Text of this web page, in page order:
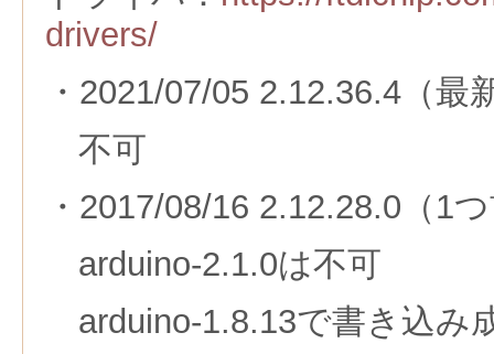
drivers/
・2021/07/05 2.12.36.4（最
不可
・2017/08/16 2.12.28.0（1
arduino-2.1.0は不可
arduino-1.8.13で書き込み